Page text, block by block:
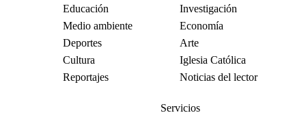
Educación
Investigación
Medio ambiente
Economía
Deportes
Arte
Cultura
Iglesia Católica
Reportajes
Noticias del lector
Servicios